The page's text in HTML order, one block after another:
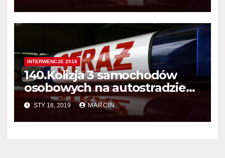
INTERWENCJE 2018
140.Kolizja 3 samochodów
osobowych na autostradzie
A4STY 18, 2019 MARCIN